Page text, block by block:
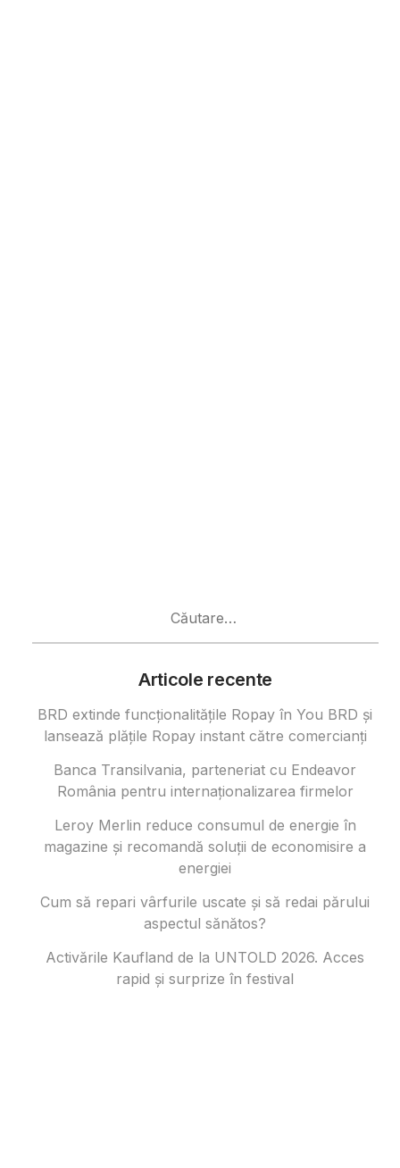
Articole recente
BRD extinde funcționalitățile Ropay în You BRD și
lansează plățile Ropay instant către comercianți
Banca Transilvania, parteneriat cu Endeavor
România pentru internaționalizarea firmelor
Leroy Merlin reduce consumul de energie în
magazine și recomandă soluții de economisire a
energiei
Cum să repari vârfurile uscate și să redai părului
aspectul sănătos?
Activările Kaufland de la UNTOLD 2026. Acces
rapid și surprize în festival